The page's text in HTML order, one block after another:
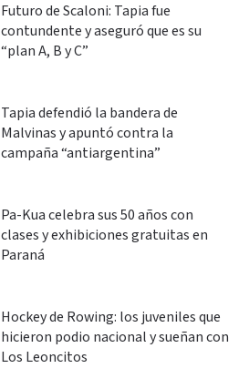
Futuro de Scaloni: Tapia fue
contundente y aseguró que es su
“plan A, B y C”
Tapia defendió la bandera de
Malvinas y apuntó contra la
campaña “antiargentina”
Pa-Kua celebra sus 50 años con
clases y exhibiciones gratuitas en
Paraná
Hockey de Rowing: los juveniles que
hicieron podio nacional y sueñan con
Los Leoncitos